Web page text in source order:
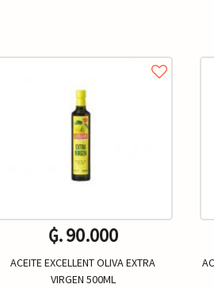
₲. 90.000
ACEITE EXCELLENT OLIVA EXTRA
VIRGEN 500ML